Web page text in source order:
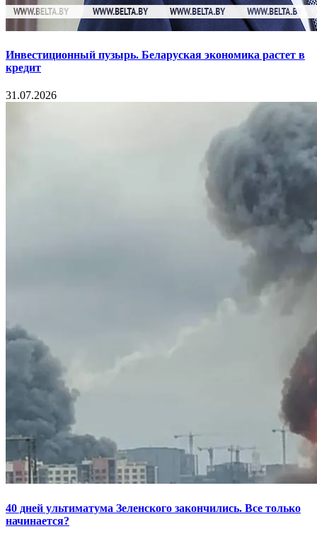
Инвестиционный пузырь. Беларуская экономика растет в
кредит
31.07.2026
40 дней ультиматума Зеленского закончились. Все только
начинается?